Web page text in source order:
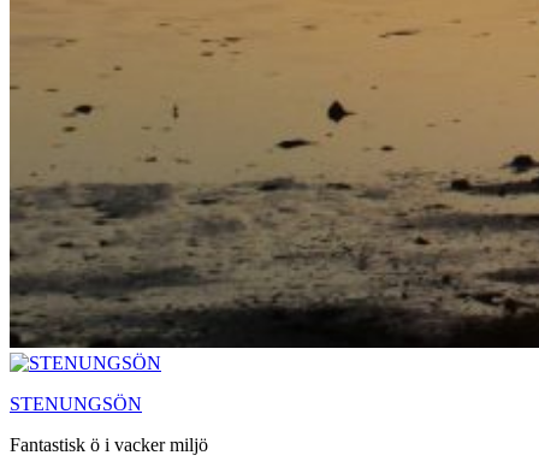
STENUNGSÖN
Fantastisk ö i vacker miljö